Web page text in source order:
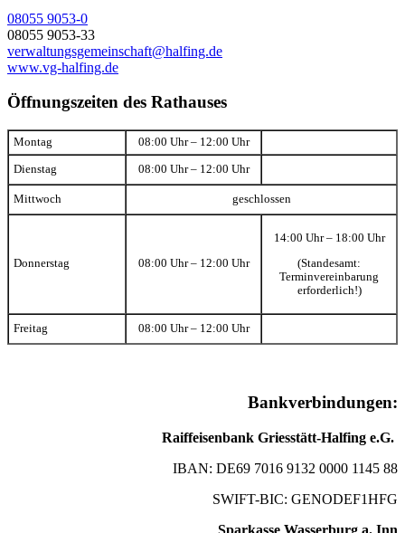
08055 9053-0
08055 9053-33
verwaltungsgemeinschaft@halfing.de
www.vg-halfing.de
Öffnungszeiten des Rathauses
Montag 08:00 Uhr – 12:00 Uhr
Dienstag 08:00 Uhr – 12:00 Uhr
Mittwoch geschlossen
Donnerstag 08:00 Uhr – 12:00 Uhr
14:00 Uhr – 18:00 Uhr
(Standesamt:
Terminvereinbarung
erforderlich!)
Freitag 08:00 Uhr – 12:00 Uhr
Bankverbindungen:
Raiffeisenbank Griesstätt-Halfing e.G.
IBAN: DE69 7016 9132 0000 1145 88
SWIFT-BIC: GENODEF1HFG
Sparkasse Wasserburg a. Inn